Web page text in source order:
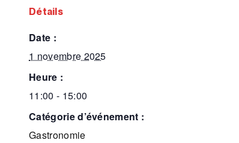
détails
date :
1 novembre 2025
heure :
11:00 - 15:00
catégorie d’événement :
Gastronomie